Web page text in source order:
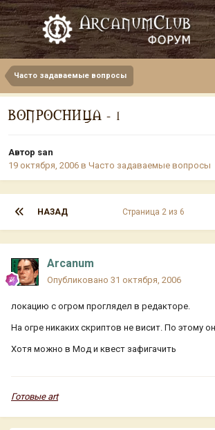
Часто задаваемые вопросы
ВОПРОСНИЦА - 1
Автор san
19 октября, 2006 в Часто задаваемые вопросы
НАЗАД Страница 2 из 6
Arcanum
Опубликовано 31 октября, 2006
локацию с огром проглядел в редакторе.
На огре никаких скриптов не висит. По этому
Хотя можно в Мод и квест зафигачить
Готовые art